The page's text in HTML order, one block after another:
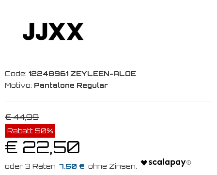
Code: 12248961 ZEYLEEN-ALOE
Motivo: Pantalone Regular
€ 44,99
Rabatt 50%
€ 22,50
7.50 €